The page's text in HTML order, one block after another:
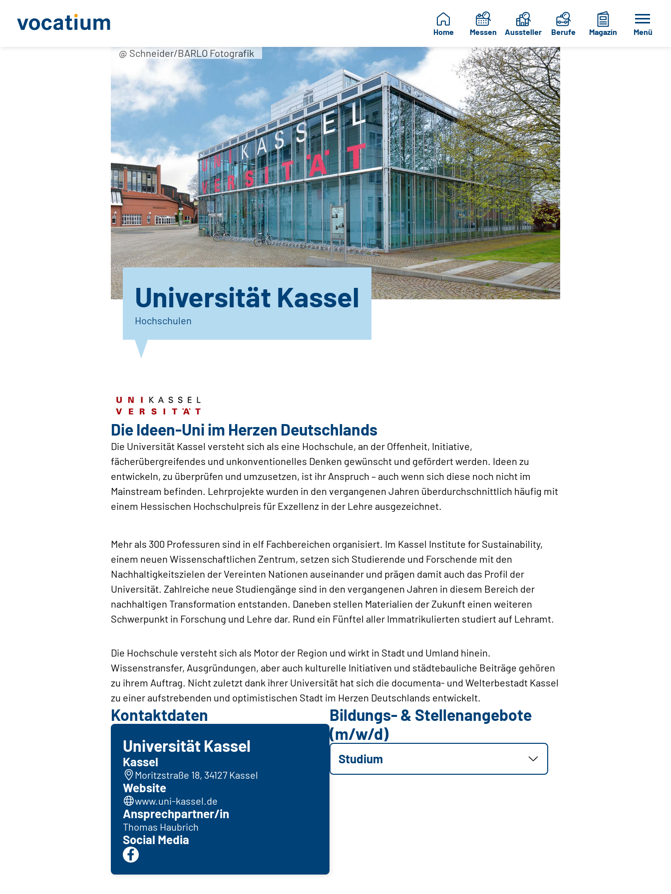
Home Messen Aussteller Berufe Magazin Menü
@ Schneider/BARLO Fotografik
Universität Kassel
Hochschulen
Die Ideen-Uni im Herzen Deutschlands
Die Universität Kassel versteht sich als eine Hochschule, an der Offenheit, Initiative,
fächerübergreifendes und unkonventionelles Denken gewünscht und gefördert werden. Ideen zu
entwickeln, zu überprüfen und umzusetzen, ist ihr Anspruch – auch wenn sich diese noch nicht im
Mainstream befinden. Lehrprojekte wurden in den vergangenen Jahren überdurchschnittlich häufig mit
einem Hessischen Hochschulpreis für Exzellenz in der Lehre ausgezeichnet.
Mehr als 300 Professuren sind in elf Fachbereichen organisiert. Im ­Kassel Institute for Sustainability,
einem neuen Wissenschaftlichen Zentrum, setzen sich Studierende und Forschende mit den
Nachhaltigkeitszielen der Vereinten Nationen auseinander und prägen damit auch das Profil der
Universität. Zahlreiche neue Studiengänge sind in den vergangenen Jahren in diesem Bereich der
nachhaltigen Transformation entstanden. Daneben stellen Materialien der Zukunft einen weiteren
Schwerpunkt in Forschung und Lehre dar. Rund ein Fünftel aller Immatrikulierten studiert auf Lehramt.
Die Hochschule versteht sich als Motor der Region und wirkt in Stadt und Umland hinein.
Wissenstransfer, Ausgründungen, aber auch kulturelle Initiativen und städtebauliche Beiträge gehören
zu ihrem Auftrag. Nicht zuletzt dank ihrer Universität hat sich die documenta- und Welterbestadt Kassel
zu einer aufstrebenden und optimistischen Stadt im Herzen Deutschlands entwickelt.
Kontaktdaten
Universität Kassel
Kassel
Moritzstraße 18, 34127 Kassel
Website
www.uni-kassel.de
Ansprechpartner/in
Thomas Haubrich
Social Media
Bildungs- & Stellenangebote
(m/w/d)
Studium